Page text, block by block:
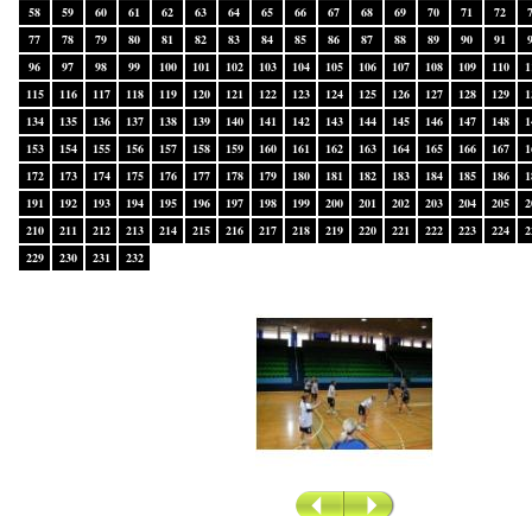
58
59 60 61 62 63 64 65 66 67 68 69 70 71 72
77
78 79 80 81 82 83 84 85 86 87 88 89 90 91
96
97 98 99 100 101 102 103 104 105 106 107 108 109 110
115
116 117 118 119 120 121 122 123 124 125 126 127 128 129
134
135 136 137 138 139 140 141 142 143 144 145 146 147 148
153
154 155 156 157 158 159 160 161 162 163 164 165 166 167
172
173 174 175 176 177 178 179 180 181 182 183 184 185 186
191
192 193 194 195 196 197 198 199 200 201 202 203 204 205
210
211 212 213 214 215 216 217 218 219 220 221 222 223 224
229
230 231 232